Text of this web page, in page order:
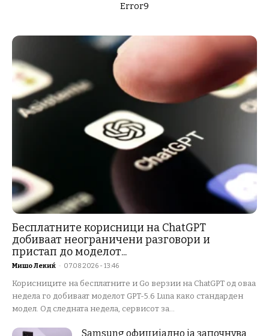
Error9
Бесплатните корисници на ChatGPT
добиваат неограничени разговори и
пристап до моделот...
Мишо Лекиќ - 07.08.2026 - 13:46
Корисниците на бесплатните и Go верзии на ChatGPT од оваа
недела го добиваат моделот GPT-5.6 Luna како стандарден
модел. Од следната недела, сервисот за...
Samsung официјално ја започнува